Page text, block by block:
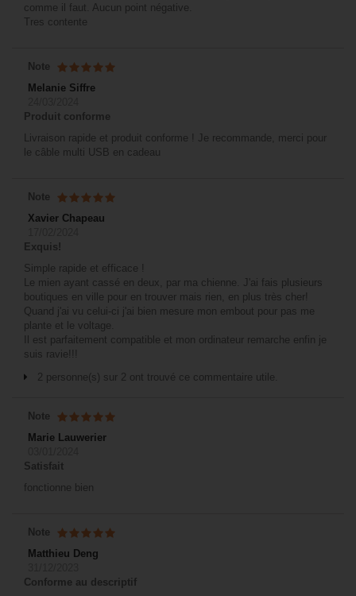
comme il faut. Aucun point négative.
Tres contente
Note
Melanie Siffre
Produit conforme
Livraison rapide et produit conforme ! Je recommande, merci pour
le câble multi USB en cadeau
Note
Xavier Chapeau
Exquis!
Simple rapide et efficace !
Le mien ayant cassé en deux, par ma chienne. J'ai fais plusieurs
boutiques en ville pour en trouver mais rien, en plus très cher!
Quand j'ai vu celui-ci j'ai bien mesure mon embout pour pas me
plante et le voltage.
Il est parfaitement compatible et mon ordinateur remarche enfin je
suis ravie!!!
2 personne(s) sur 2 ont trouvé ce commentaire utile.
Note
Marie Lauwerier
Satisfait
fonctionne bien
Note
Matthieu Deng
Conforme au descriptif